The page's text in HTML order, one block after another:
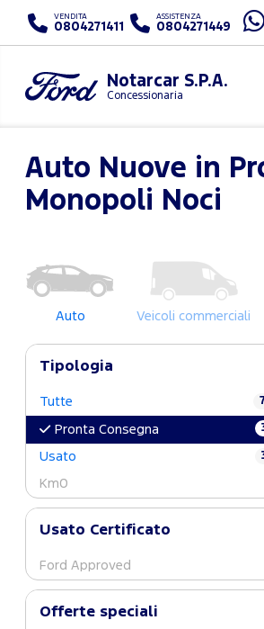
VENDITA
0804271411
ASSISTENZA
0804271449
Notarcar S.P.A.
Concessionaria
Auto Nuove in
Monopoli Noci
Auto Veicoli commerciali
Tipologia
Tutte
Pronta Consegna
Usato
Km0
Usato Certificato
Ford Approved
Offerte speciali